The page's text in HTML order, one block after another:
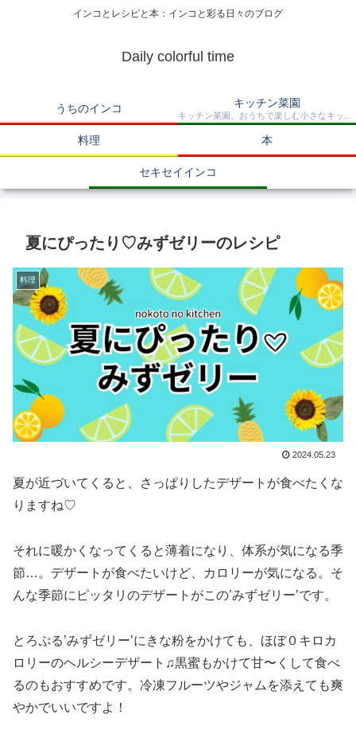
インコとレシピと本：インコと彩る日々のブログ
Daily colorful time
うちのインコ キッチン菜園
キッチン菜園。おうちで楽しむ小さなキッチンガーデン。
料理 本
セキセイインコ
夏にぴったり♡みずゼリーのレシピ
料理
2024.05.23
夏が近づいてくると、さっぱりしたデザートが食べたくな
りますね♡
それに暖かくなってくると薄着になり、体系が気になる季
節…。デザートが食べたいけど、カロリーが気になる。そ
んな季節にピッタリのデザートがこの’みずゼリー’です。
とろぷる’みずゼリー’にきな粉をかけても、ほぼ０キロカ
ロリーのヘルシーデザート♫黒蜜もかけて甘〜くして食べ
るのもおすすめです。冷凍フルーツやジャムを添えても爽
やかでいいですよ！